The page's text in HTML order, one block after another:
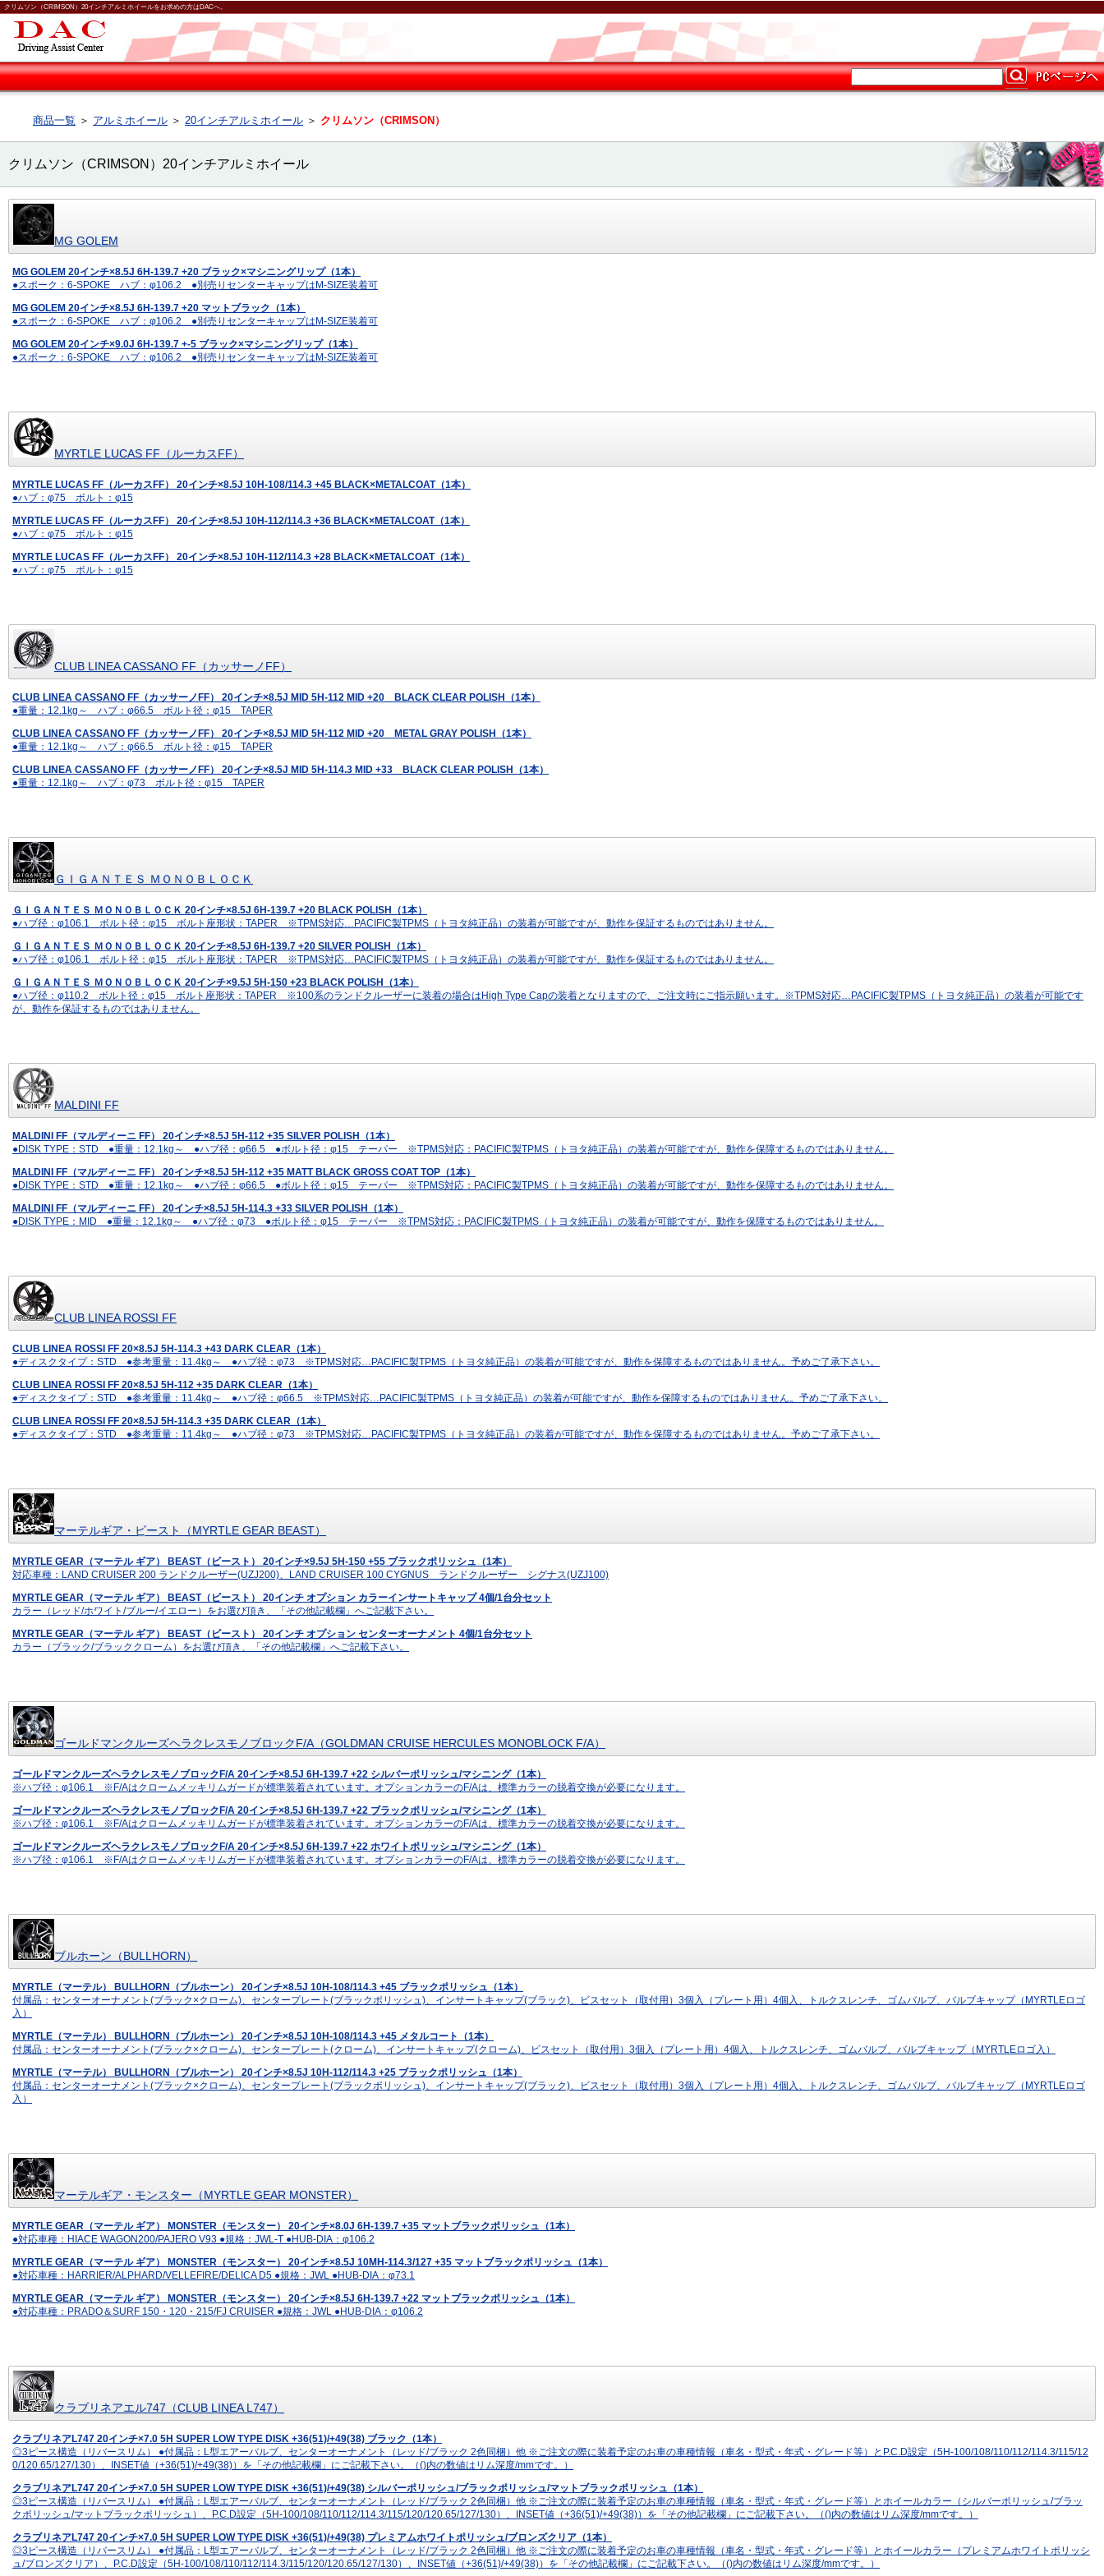
クリムソン（CRIMSON）20インチアルミホイールをお求めの方はDACへ。
商品一覧 ＞ アルミホイール ＞ 20インチアルミホイール ＞ クリムソン（CRIMSON）
クリムソン（CRIMSON）20インチアルミホイール
MG GOLEM
MG GOLEM 20インチ×8.5J 6H-139.7 +20 ブラック×マシニングリップ（1本）
●スポーク：6-SPOKE ハブ：φ106.2 ●別売りセンターキャップはM-SIZE装着可
MG GOLEM 20インチ×8.5J 6H-139.7 +20 マットブラック（1本）
●スポーク：6-SPOKE ハブ：φ106.2 ●別売りセンターキャップはM-SIZE装着可
MG GOLEM 20インチ×9.0J 6H-139.7 +-5 ブラック×マシニングリップ（1本）
●スポーク：6-SPOKE ハブ：φ106.2 ●別売りセンターキャップはM-SIZE装着可
MYRTLE LUCAS FF（ルーカスFF）
MYRTLE LUCAS FF（ルーカスFF） 20インチ×8.5J 10H-108/114.3 +45 BLACK×METALCOAT（1本）
●ハブ：φ75 ボルト：φ15
MYRTLE LUCAS FF（ルーカスFF） 20インチ×8.5J 10H-112/114.3 +36 BLACK×METALCOAT（1本）
●ハブ：φ75 ボルト：φ15
MYRTLE LUCAS FF（ルーカスFF） 20インチ×8.5J 10H-112/114.3 +28 BLACK×METALCOAT（1本）
●ハブ：φ75 ボルト：φ15
CLUB LINEA CASSANO FF（カッサーノFF）
CLUB LINEA CASSANO FF（カッサーノFF） 20インチ×8.5J MID 5H-112 MID +20 BLACK CLEAR POLISH（1本）
●重量：12.1kg～ ハブ：φ66.5 ボルト径：φ15 TAPER
CLUB LINEA CASSANO FF（カッサーノFF） 20インチ×8.5J MID 5H-112 MID +20 METAL GRAY POLISH（1本）
●重量：12.1kg～ ハブ：φ66.5 ボルト径：φ15 TAPER
CLUB LINEA CASSANO FF（カッサーノFF） 20インチ×8.5J MID 5H-114.3 MID +33 BLACK CLEAR POLISH（1本）
●重量：12.1kg～ ハブ：φ73 ボルト径：φ15 TAPER
ＧＩＧＡＮＴＥＳ ＭＯＮＯＢＬＯＣＫ
ＧＩＧＡＮＴＥＳ ＭＯＮＯＢＬＯＣＫ 20インチ×8.5J 6H-139.7 +20 BLACK POLISH（1本）
●ハブ径：φ106.1 ボルト径：φ15 ボルト座形状：TAPER ※TPMS対応…PACIFIC製TPMS（トヨタ純正品）の装着が可能ですが、動作を保証するものではありません。
ＧＩＧＡＮＴＥＳ ＭＯＮＯＢＬＯＣＫ 20インチ×8.5J 6H-139.7 +20 SILVER POLISH（1本）
●ハブ径：φ106.1 ボルト径：φ15 ボルト座形状：TAPER ※TPMS対応…PACIFIC製TPMS（トヨタ純正品）の装着が可能ですが、動作を保証するものではありません。
ＧＩＧＡＮＴＥＳ ＭＯＮＯＢＬＯＣＫ 20インチ×9.5J 5H-150 +23 BLACK POLISH（1本）
●ハブ径：φ110.2 ボルト径：φ15 ボルト座形状：TAPER ※100系のランドクルーザーに装着の場合はHigh Type Capの装着となりますので、ご注文時にご指示願います。※TPMS対応…PACIFIC製TPMS（トヨタ純正品）の装着が可能です
が、動作を保証するものではありません。
MALDINI FF
MALDINI FF（マルディーニ FF） 20インチ×8.5J 5H-112 +35 SILVER POLISH（1本）
●DISK TYPE：STD ●重量：12.1kg～ ●ハブ径：φ66.5 ●ボルト径：φ15 テーパー ※TPMS対応：PACIFIC製TPMS（トヨタ純正品）の装着が可能ですが、動作を保障するものではありません。
MALDINI FF（マルディーニ FF） 20インチ×8.5J 5H-112 +35 MATT BLACK GROSS COAT TOP（1本）
●DISK TYPE：STD ●重量：12.1kg～ ●ハブ径：φ66.5 ●ボルト径：φ15 テーパー ※TPMS対応：PACIFIC製TPMS（トヨタ純正品）の装着が可能ですが、動作を保障するものではありません。
MALDINI FF（マルディーニ FF） 20インチ×8.5J 5H-114.3 +33 SILVER POLISH（1本）
●DISK TYPE：MID ●重量：12.1kg～ ●ハブ径：φ73 ●ボルト径：φ15 テーパー ※TPMS対応：PACIFIC製TPMS（トヨタ純正品）の装着が可能ですが、動作を保障するものではありません。
CLUB LINEA ROSSI FF
CLUB LINEA ROSSI FF 20×8.5J 5H-114.3 +43 DARK CLEAR（1本）
●ディスクタイプ：STD ●参考重量：11.4kg～ ●ハブ径：φ73 ※TPMS対応…PACIFIC製TPMS（トヨタ純正品）の装着が可能ですが、動作を保障するものではありません。予めご了承下さい。
CLUB LINEA ROSSI FF 20×8.5J 5H-112 +35 DARK CLEAR（1本）
●ディスクタイプ：STD ●参考重量：11.4kg～ ●ハブ径：φ66.5 ※TPMS対応…PACIFIC製TPMS（トヨタ純正品）の装着が可能ですが、動作を保障するものではありません。予めご了承下さい。
CLUB LINEA ROSSI FF 20×8.5J 5H-114.3 +35 DARK CLEAR（1本）
●ディスクタイプ：STD ●参考重量：11.4kg～ ●ハブ径：φ73 ※TPMS対応…PACIFIC製TPMS（トヨタ純正品）の装着が可能ですが、動作を保障するものではありません。予めご了承下さい。
マーテルギア・ビースト（MYRTLE GEAR BEAST）
MYRTLE GEAR（マーテル ギア） BEAST（ビースト） 20インチ×9.5J 5H-150 +55 ブラックポリッシュ（1本）
対応車種：LAND CRUISER 200 ランドクルーザー(UZJ200)、LAND CRUISER 100 CYGNUS ランドクルーザー シグナス(UZJ100)
MYRTLE GEAR（マーテル ギア） BEAST（ビースト） 20インチ オプション カラーインサートキャップ 4個/1台分セット
カラー（レッド/ホワイト/ブルー/イエロー）をお選び頂き、「その他記載欄」へご記載下さい。
MYRTLE GEAR（マーテル ギア） BEAST（ビースト） 20インチ オプション センターオーナメント 4個/1台分セット
カラー（ブラック/ブラッククローム）をお選び頂き、「その他記載欄」へご記載下さい。
ゴールドマンクルーズヘラクレスモノブロックF/A（GOLDMAN CRUISE HERCULES MONOBLOCK F/A）
ゴールドマンクルーズヘラクレスモノブロックF/A 20インチ×8.5J 6H-139.7 +22 シルバーポリッシュ/マシニング（1本）
※ハブ径：φ106.1 ※F/Aはクロームメッキリムガードが標準装着されています。オプションカラーのF/Aは、標準カラーの脱着交換が必要になります。
ゴールドマンクルーズヘラクレスモノブロックF/A 20インチ×8.5J 6H-139.7 +22 ブラックポリッシュ/マシニング（1本）
※ハブ径：φ106.1 ※F/Aはクロームメッキリムガードが標準装着されています。オプションカラーのF/Aは、標準カラーの脱着交換が必要になります。
ゴールドマンクルーズヘラクレスモノブロックF/A 20インチ×8.5J 6H-139.7 +22 ホワイトポリッシュ/マシニング（1本）
※ハブ径：φ106.1 ※F/Aはクロームメッキリムガードが標準装着されています。オプションカラーのF/Aは、標準カラーの脱着交換が必要になります。
ブルホーン（BULLHORN）
MYRTLE（マーテル） BULLHORN（ブルホーン） 20インチ×8.5J 10H-108/114.3 +45 ブラックポリッシュ（1本）
付属品：センターオーナメント(ブラック×クローム)、センタープレート(ブラックポリッシュ)、インサートキャップ(ブラック)、ビスセット（取付用）3個入（プレート用）4個入、トルクスレンチ、ゴムバルブ、バルブキャップ（MYRTLEロゴ
入）
MYRTLE（マーテル） BULLHORN（ブルホーン） 20インチ×8.5J 10H-108/114.3 +45 メタルコート（1本）
付属品：センターオーナメント(ブラック×クローム)、センタープレート(クローム)、インサートキャップ(クローム)、ビスセット（取付用）3個入（プレート用）4個入、トルクスレンチ、ゴムバルブ、バルブキャップ（MYRTLEロゴ入）
MYRTLE（マーテル） BULLHORN（ブルホーン） 20インチ×8.5J 10H-112/114.3 +25 ブラックポリッシュ（1本）
付属品：センターオーナメント(ブラック×クローム)、センタープレート(ブラックポリッシュ)、インサートキャップ(ブラック)、ビスセット（取付用）3個入（プレート用）4個入、トルクスレンチ、ゴムバルブ、バルブキャップ（MYRTLEロゴ
入）
マーテルギア・モンスター（MYRTLE GEAR MONSTER）
MYRTLE GEAR（マーテル ギア） MONSTER（モンスター） 20インチ×8.0J 6H-139.7 +35 マットブラックポリッシュ（1本）
●対応車種：HIACE WAGON200/PAJERO V93 ●規格：JWL-T ●HUB-DIA：φ106.2
MYRTLE GEAR（マーテル ギア） MONSTER（モンスター） 20インチ×8.5J 10MH-114.3/127 +35 マットブラックポリッシュ（1本）
●対応車種：HARRIER/ALPHARD/VELLEFIRE/DELICA D5 ●規格：JWL ●HUB-DIA：φ73.1
MYRTLE GEAR（マーテル ギア） MONSTER（モンスター） 20インチ×8.5J 6H-139.7 +22 マットブラックポリッシュ（1本）
●対応車種：PRADO＆SURF 150・120・215/FJ CRUISER ●規格：JWL ●HUB-DIA：φ106.2
クラブリネアエル747（CLUB LINEA L747）
クラブリネアL747 20インチ×7.0 5H SUPER LOW TYPE DISK +36(51)/+49(38) ブラック（1本）
◎3ピース構造（リバースリム） ●付属品：L型エアーバルブ、センターオーナメント（レッド/ブラック 2色同梱）他 ※ご注文の際に装着予定のお車の車種情報（車名・型式・年式・グレード等）とP.C.D設定（5H-100/108/110/112/114.3/115/12
0/120.65/127/130）、INSET値（+36(51)/+49(38)）を「その他記載欄」にご記載下さい。（()内の数値はリム深度/mmです。）
クラブリネアL747 20インチ×7.0 5H SUPER LOW TYPE DISK +36(51)/+49(38) シルバーポリッシュ/ブラックポリッシュ/マットブラックポリッシュ（1本）
◎3ピース構造（リバースリム） ●付属品：L型エアーバルブ、センターオーナメント（レッド/ブラック 2色同梱）他 ※ご注文の際に装着予定のお車の車種情報（車名・型式・年式・グレード等）とホイールカラー（シルバーポリッシュ/ブラッ
クポリッシュ/マットブラックポリッシュ）、P.C.D設定（5H-100/108/110/112/114.3/115/120/120.65/127/130）、INSET値（+36(51)/+49(38)）を「その他記載欄」にご記載下さい。（()内の数値はリム深度/mmです。）
クラブリネアL747 20インチ×7.0 5H SUPER LOW TYPE DISK +36(51)/+49(38) プレミアムホワイトポリッシュ/ブロンズクリア（1本）
◎3ピース構造（リバースリム） ●付属品：L型エアーバルブ、センターオーナメント（レッド/ブラック 2色同梱）他 ※ご注文の際に装着予定のお車の車種情報（車名・型式・年式・グレード等）とホイールカラー（プレミアムホワイトポリッシ
ュ/ブロンズクリア）、P.C.D設定（5H-100/108/110/112/114.3/115/120/120.65/127/130）、INSET値（+36(51)/+49(38)）を「その他記載欄」にご記載下さい。（()内の数値はリム深度/mmです。）